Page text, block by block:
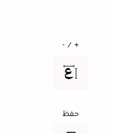
+ / -
حفظ